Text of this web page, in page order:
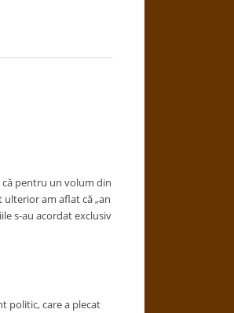
că pentru un volum din
am aflat că „an
s-au acordat exclusiv
politic, care a plecat